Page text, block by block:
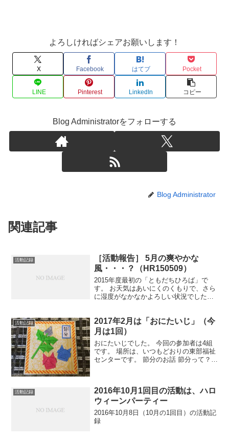
よろしければシェアお願いします！
X Facebook はてブ Pocket
LINE Pinterest LinkedIn コピー
Blog Administratorをフォローする
Blog Administrator
関連記事
活動記録
［活動報告］ 5月の爽やかな
風・・・？（HR150509）
2015年度最初の「ともだちひろば」で
す。 お天気はあいにくのくもりで、さら
に湿度がなかなかよろしい状況でした
た。 そう信じています。 すでに簡単な報
告はこちらの記事で...
活動記録
2017年2月は「おにたいじ」（今
月は1回）
おにたいじでした。 今回の参加者は4組
です。 場所は、いつもどおりの東部福祉
センターです。 節分のお話 節分って？と
習もしてある...
活動記録
2016年10月1回目の活動は、ハロ
ウィーンパーティー
2016年10月8日（10月の1回目）の活動記
録